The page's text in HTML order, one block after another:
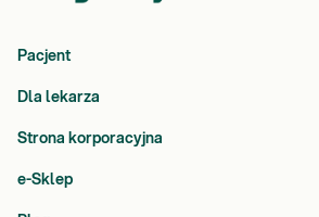
Pacjent
Dla lekarza
Strona korporacyjna
e-Sklep